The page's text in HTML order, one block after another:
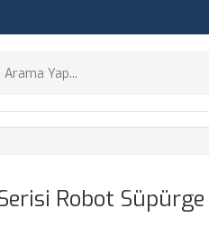
Robot Süpürge